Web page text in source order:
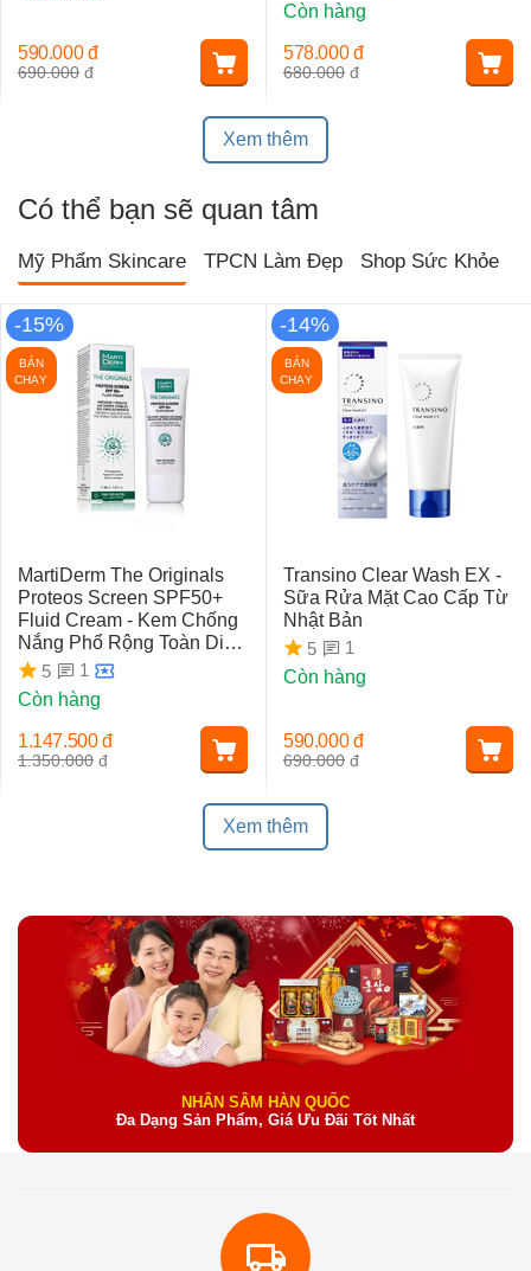
690.000 đ
590.000 đ
Còn hàng
680.000 đ
578.000 đ
Xem thêm
Có thể bạn sẽ quan tâm
Mỹ Phẩm Skincare TPCN Làm Đẹp Shop Sức Khỏe
-15%
BÁN
CHẠY
MartiDerm The Originals
Proteos Screen SPF50+
Fluid Cream - Kem Chống
Nắng Phổ Rộng Toàn Diện
Ngừa Lão Hóa, Nám Da
5
1
Còn hàng
1.350.000 đ
1.147.500 đ
-14%
BÁN
CHẠY
Transino Clear Wash EX -
Sữa Rửa Mặt Cao Cấp Từ
Nhật Bản
5
1
Còn hàng
690.000 đ
590.000 đ
Xem thêm
NHÂN SÂM HÀN QUỐC
Đa Dạng Sản Phẩm, Giá Ưu Đãi Tốt Nhất